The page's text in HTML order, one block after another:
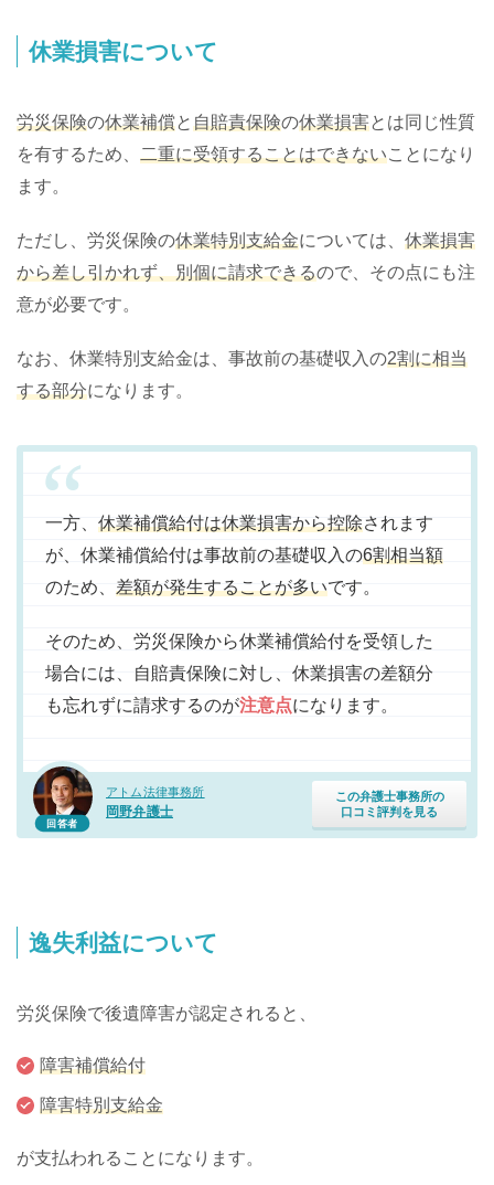
休業損害について
労災保険の休業補償と自賠責保険の休業損害とは同じ性質
を有するため、 二重に受領することはできないことになり
ます。
ただし、労災保険の休業特別支給金については、 休業損害
から差し引かれず、別個に請求できるので、その点にも注
意が必要です。
なお、休業特別支給金は、事故前の基礎収入の2割に相当
する部分になります。
回答者
アトム法律事務所
岡野弁護士
この弁護士事務所の
口コミ評判を見る
一方、 休業補償給付は休業損害から控除されます
が、休業補償給付は事故前の基礎収入の6割相当額
のため、 差額が発生することが多いです。
そのため、労災保険から休業補償給付を受領した
場合には、自賠責保険に対し、休業損害の差額分
も忘れずに請求するのが注意点になります。
逸失利益について
労災保険で後遺障害が認定されると、
障害補償給付
障害特別支給金
が支払われることになります。